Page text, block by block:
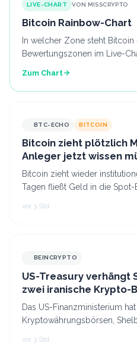
LIVE-CHART VON MISSCRYPTO
Bitcoin Rainbow-Chart
In welcher Zone steht
Bewertungszonen im Live-
Zum Chart
BTC-ECHO BITCOIN
Bitcoin zieht plötzlich
Anleger jetzt wissen
Bitcoin zieht wieder
Tagen fließt Geld in die Spot-
vor 3 Std.
BEINCRYPTO
US-Treasury verhängt
zwei iranische Krypto-
Geldwäsche für die
Das US-Finanzministerium
Kryptowährungsbörsen,
vor 3 Std.